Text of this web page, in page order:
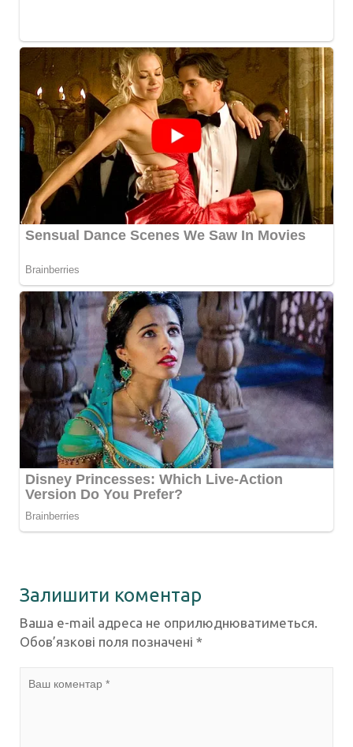
Залишити коментар
Ваша e-mail адреса не оприлюднюватиметься.
Обов’язкові поля позначені *